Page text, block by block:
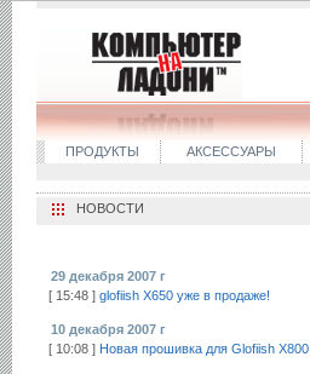
ПРОДУКТЫ АКСЕССУАРЫ
НОВОСТИ
29 декабря 2007 г
[ 15:48 ] glofiish X650 уже в продаже!
10 декабря 2007 г
[ 10:08 ] Новая прошивка для Glofiish X800